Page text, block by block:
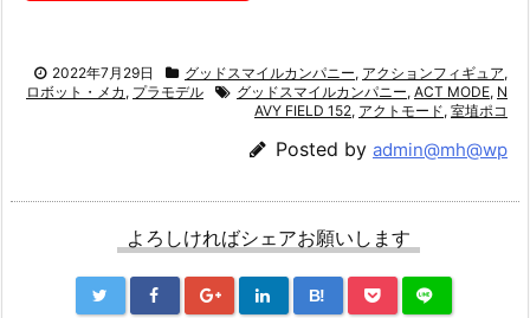
2022年7月29日 グッドスマイルカンパニー, アクションフィギュア,
ロボット・メカ , プラモデル グッドスマイルカンパニー, ACT MODE, N
AVY FIELD 152, アクトモード, 室埴ポコ
Posted by admin@mh@wp
よろしければシェアお願いします
B!